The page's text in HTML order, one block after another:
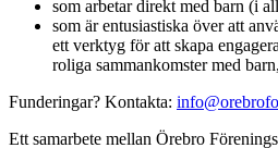
som arbetar direkt med barn (i
som är entusiastiska över att
ett verktyg för att skapa
roliga sammankomster med
Funderingar? Kontakta:
Ett samarbete mellan Örebro